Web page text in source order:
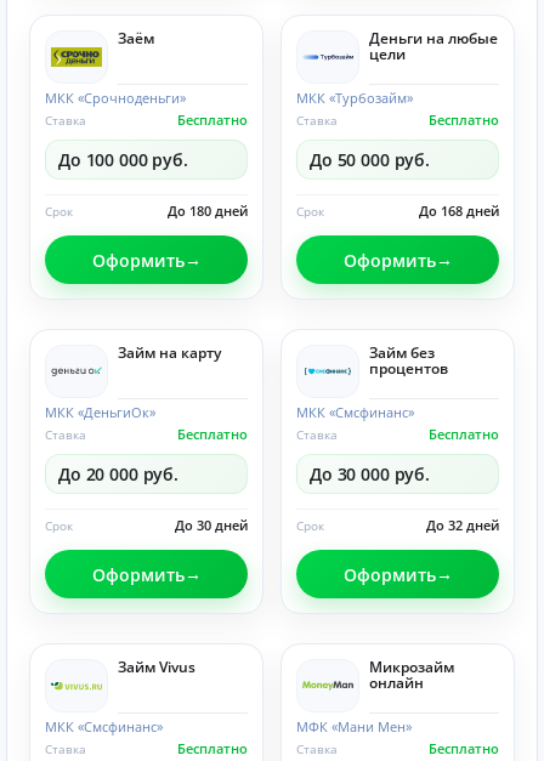
Заём
МКК «Срочноденьги»
Бесплатно
Ставка
До 100 000 руб.
До 180 дней
Срок
Оформить
Деньги на любые
цели
МКК «Турбозайм»
Бесплатно
Ставка
До 50 000 руб.
До 168 дней
Срок
Оформить
Займ на карту
МКК «ДеньгиОк»
Бесплатно
Ставка
До 20 000 руб.
До 30 дней
Срок
Оформить
Займ без
процентов
МКК «Смсфинанс»
Бесплатно
Ставка
До 30 000 руб.
До 32 дней
Срок
Оформить
Займ Vivus
МКК «Смсфинанс»
Бесплатно
Ставка
Микрозайм
онлайн
МФК «Мани Мен»
Бесплатно
Ставка